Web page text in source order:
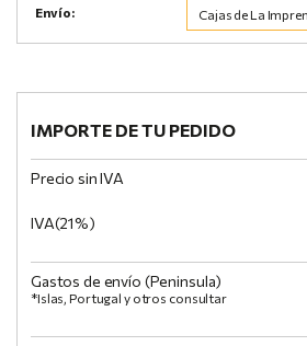
Envío:
IMPORTE DE TU PEDIDO
Precio sin IVA
IVA(21%)
Gastos de envío (Peninsula)
*Islas, Portugal y otros consultar